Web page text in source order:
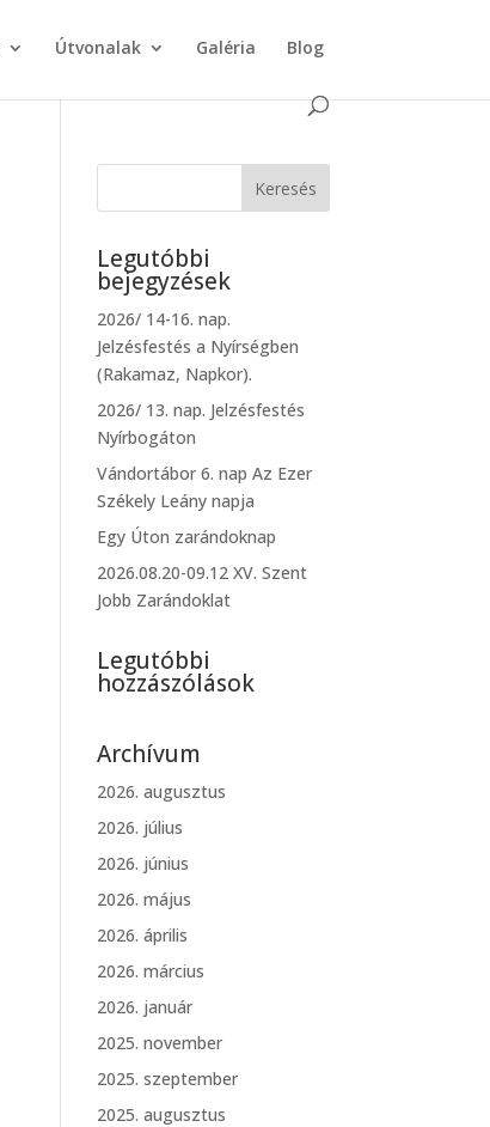
Útvonalak Galéria Blog
Legutóbbi
bejegyzések
2026/ 14-16. nap.
Jelzésfestés a Nyírségben
(Rakamaz, Napkor).
2026/ 13. nap. Jelzésfestés
Nyírbogáton
Vándortábor 6. nap Az Ezer
Székely Leány napja
Egy Úton zarándoknap
2026.08.20-09.12 XV. Szent
Jobb Zarándoklat
Legutóbbi
hozzászólások
Archívum
2026. augusztus
2026. július
2026. június
2026. május
2026. április
2026. március
2026. január
2025. november
2025. szeptember
2025. augusztus